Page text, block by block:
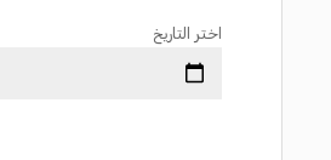
اختر التاريخ